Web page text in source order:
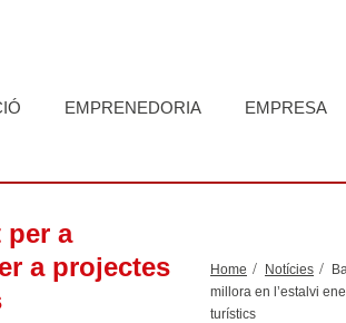
EMPRENEDORIA EMPRESA
per a
a projectes
Home Notícies
millora en l’estalvi
turístics